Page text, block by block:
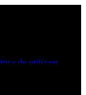
de utilizare